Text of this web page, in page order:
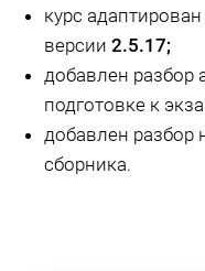
курс
версии 2.5.17;
добавлен разбор
подготовке к
добавлен разбор
сборника.